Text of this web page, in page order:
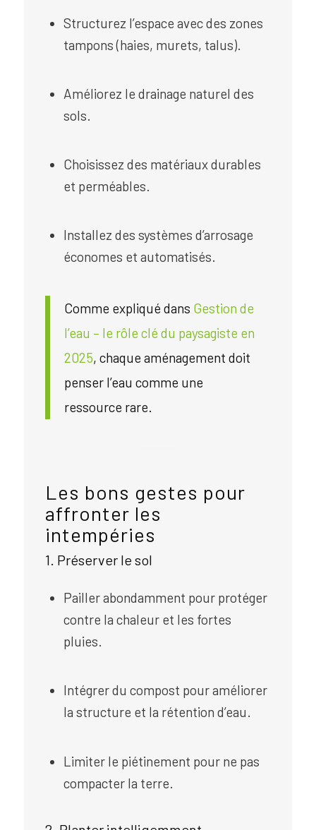
Structurez l’espace avec des zones
tampons (haies, murets, talus).
Améliorez le drainage naturel des
sols.
Choisissez des matériaux durables
et perméables.
Installez des systèmes d’arrosage
économes et automatisés.
Comme expliqué dans Gestion de
l’eau – le rôle clé du paysagiste en
2025, chaque aménagement doit
penser l’eau comme une
ressource rare.
Les bons gestes pour
affronter les
intempéries
1. Préserver le sol
Pailler abondamment pour protéger
contre la chaleur et les fortes
pluies.
Intégrer du compost pour améliorer
la structure et la rétention d’eau.
Limiter le piétinement pour ne pas
compacter la terre.